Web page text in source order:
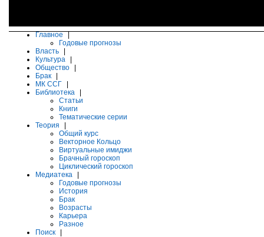
Главное
Годовые прогнозы
Власть
Культура
Общество
Брак
МК ССГ
Библиотека
Статьи
Книги
Тематические серии
Теория
Общий курс
Векторное Кольцо
Виртуальные имиджи
Брачный гороскоп
Циклический гороскоп
Медиатека
Годовые прогнозы
История
Брак
Возрасты
Карьера
Разное
Поиск